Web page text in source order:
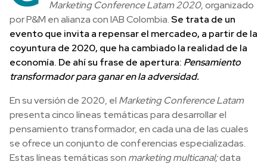
Marketing Conference Latam 2020,organizado
por P&M en alianza con IAB Colombia.Se trata de un
evento que invita a repensar el mercadeo, a partir de la
coyuntura de 2020, que ha cambiado la realidad de la
economía. De ahí su frase de apertura: Pensamiento
transformador para ganar en la adversidad.
En su versión de 2020, el Marketing Conference Latam
presenta cinco líneas temáticas para desarrollar el
pensamiento transformador, en cada una de las cuales
se ofrece un conjunto de conferencias especializadas.
Estas líneas temáticas son marketing multicanal;data